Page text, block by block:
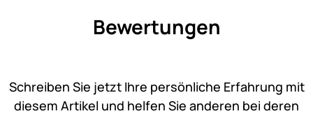
Bewertungen
Schreiben Sie jetzt Ihre persönliche Erfahrung mit
diesem Artikel und helfen Sie anderen bei deren